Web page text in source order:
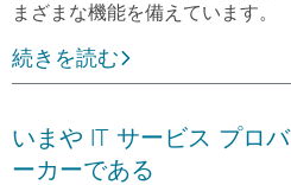
まざまな機能を備えています。
続きを読む
いまや IT サービス プロ
ーカーである